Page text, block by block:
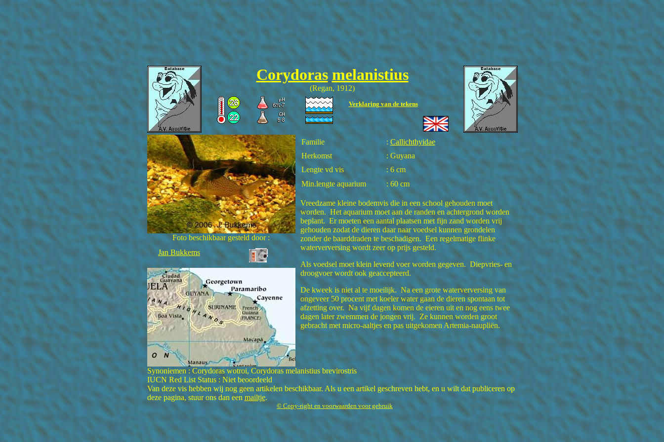
Corydoras melanistius
(Regan, 1912)
Verklaring van de tekens
Familie : Callichthyidae
Herkomst
: Guyana
Lengte vd vis
: 6 cm
Min.lengte aquarium
: 60 cm
Vreedzame kleine bodemvis die in een school gehouden moet
worden. Het aquarium moet aan de randen en achtergrond worden
beplant. Er moeten een aantal plaatsen met fijn zand worden vrij
gehouden zodat de dieren daar naar voedsel kunnen grondelen
zonder de baarddraden te beschadigen. Een regelmatige flinke
waterverversing wordt zeer op prijs gesteld.
Als voedsel moet klein levend voer worden gegeven. Diepvries- en
droogvoer wordt ook geaccepteerd.
De kweek is niet al te moeilijk. Na een grote waterverversing van
ongeveer 50 procent met koeler water gaan de dieren spontaan tot
afzetting over. Na vijf dagen komen de eieren uit en nog eens twee
dagen later zwemmen de jongen vrij. Ze kunnen worden groot
gebracht met micro-aaltjes en pas uitgekomen Artemia-naupliën.
Foto beschikbaar gesteld door :
Jan Bukkems
Synoniemen : Corydoras wotroi, Corydoras melanistius brevirostris
IUCN Red List Status : Niet beoordeeld
Van deze vis hebben wij nog geen artikelen beschikbaar. Als u een artikel geschreven hebt, en u wilt dat publiceren op
deze pagina, stuur ons dan een mailtje.
© Copy-right en voorwaarden voor gebruik